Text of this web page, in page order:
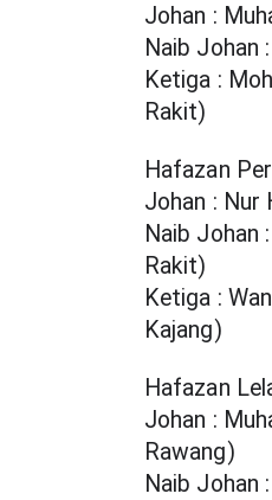
Johan :
Naib Johan
Ketiga :
Rakit)
Hafazan
Johan : Nur
Naib Johan
Rakit)
Ketiga :
Kajang)
Hafazan
Johan :
Rawang)
Naib Johan